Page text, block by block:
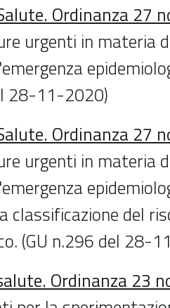
Ordinanza 27
urgenti in materia
28-11-2020)
Ordinanza 27
urgenti in materia
classificazione del
(GU n.296 del 28-
Ordinanza 23